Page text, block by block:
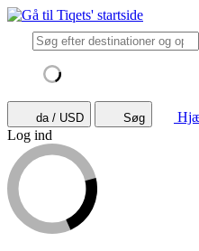
da / USD Søg
Log ind